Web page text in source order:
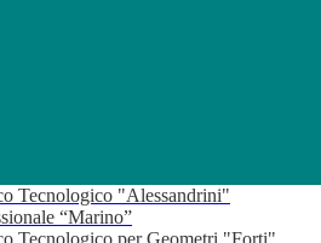
Tecnologico "Alessandrini"
“Marino”